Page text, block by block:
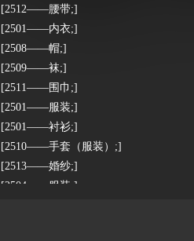
[2512——腰带;]
[2501——内衣;]
[2508——帽;]
[2509——袜;]
[2511——围巾;]
[2501——服装;]
[2501——衬衫;]
[2510——手套（服装）;]
[2513——婚纱;]
[2504——服装;]